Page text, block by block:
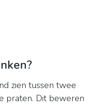
zien tussen twee
praten. Dit beweren